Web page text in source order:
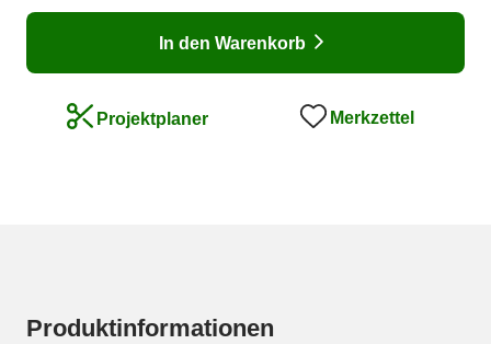
In den Warenkorb
Projektplaner Merkzettel
Produktinformationen